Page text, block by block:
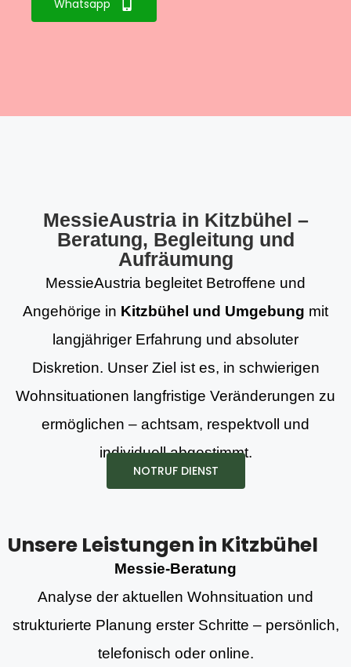
Whatsapp
MessieAustria in Kitzbühel –
Beratung, Begleitung und
Aufräumung
MessieAustria begleitet Betroffene und
Angehörige in Kitzbühel und Umgebung mit
langjähriger Erfahrung und absoluter
Diskretion. Unser Ziel ist es, in schwierigen
Wohnsituationen langfristige Veränderungen zu
ermöglichen – achtsam, respektvoll und
individuell abgestimmt.
NOTRUF DIENST
Unsere Leistungen in Kitzbühel
Messie-Beratung
Analyse der aktuellen Wohnsituation und
strukturierte Planung erster Schritte – persönlich,
telefonisch oder online.